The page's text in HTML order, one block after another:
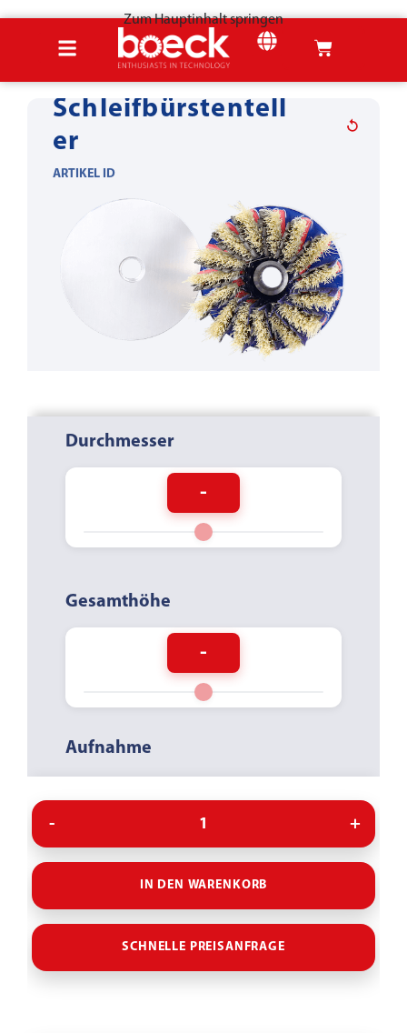
Zum Hauptinhalt springen
Schleifbürstentell
er
ARTIKEL ID
Durchmesser
-
Gesamthöhe
-
Aufnahme
Drehrichtung
IN DEN WARENKORB
SCHNELLE PREISANFRAGE